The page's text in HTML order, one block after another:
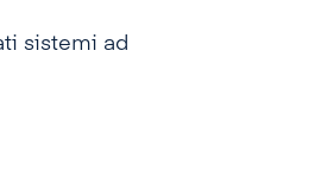
sistemi ad